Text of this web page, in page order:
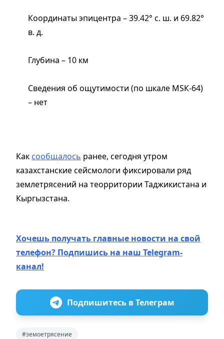
Координаты эпицентра – 39.42° с. ш. и 69.82°
в. д.
Глубина – 10 км
Сведения об ощутимости (по шкале МSК-64)
– нет
Как сообщалось ранее, сегодня утром
казахстанские сейсмологи фиксировали ряд
землетрясений на теорритории Таджикистана и
Кыргызстана.
Хочешь получать главные новости на свой
телефон? Подпишись на наш Telegram-
канал!
Подпишитесь в Телеграм
#земоетрясение